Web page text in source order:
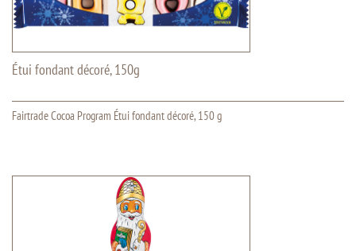
Étui fondant décoré, 150g
Fairtrade Cocoa Program Étui fondant décoré, 150 g